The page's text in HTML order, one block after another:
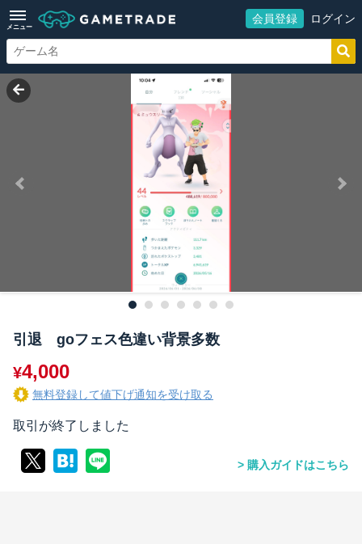
メニュー
会員登録 ログイン
引退 goフェス色違い背景多数
¥4,000
無料登録して値下げ通知を受け取る
取引が終了しました
購入ガイドはこちら